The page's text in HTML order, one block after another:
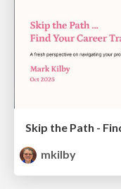
Skip the Path -
mkilby